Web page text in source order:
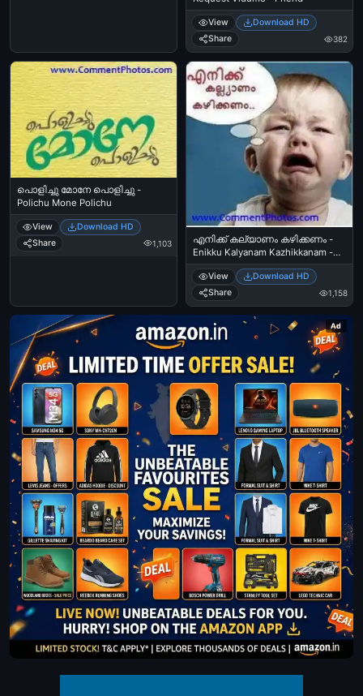
View
Download HD
Share
382
പൊളിച്ചു മോനേ പൊളിച്ചു -
Polichu Mone Polichu
View
Download HD
Share
1,103
എനിക്ക് കല്യാണം കഴിക്കണം -
Enikku Kalyanam Kazhikkanam -
Baby Crying to do Marriage
View
Download HD
Share
1,158
Ad